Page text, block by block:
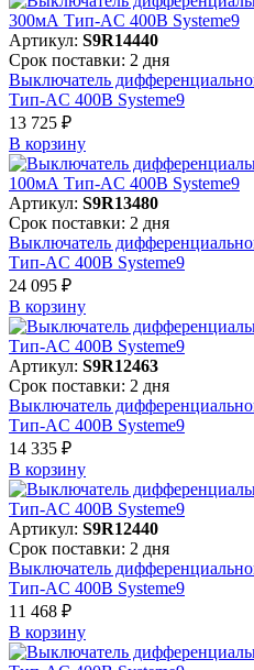
Артикул: S9R14440
Срок поставки: 2 дня
Выключатель
Тип-AC 400В Systeme9
13 725 ₽
В корзинy
Артикул: S9R13480
Срок поставки: 2 дня
Выключатель
Тип-AC 400В Systeme9
24 095 ₽
В корзинy
Артикул: S9R12463
Срок поставки: 2 дня
Выключатель
Тип-AC 400В Systeme9
14 335 ₽
В корзинy
Артикул: S9R12440
Срок поставки: 2 дня
Выключатель
Тип-AC 400В Systeme9
11 468 ₽
В корзинy